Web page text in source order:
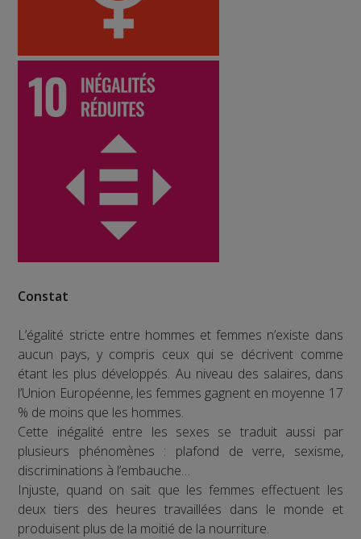
Constat
L’égalité stricte entre hommes et femmes n’existe dans
aucun pays, y compris ceux qui se décrivent comme
étant les plus développés. Au niveau des salaires, dans
l’Union Européenne, les femmes gagnent en moyenne 17
% de moins que les hommes.
Cette inégalité entre les sexes se traduit aussi par
plusieurs phénomènes : plafond de verre, sexisme,
discriminations à l’embauche…
Injuste, quand on sait que les femmes effectuent les
deux tiers des heures travaillées dans le monde et
produisent plus de la moitié de la nourriture.